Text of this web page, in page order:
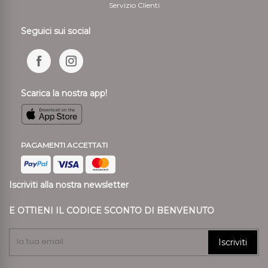
Servizio Clienti
Seguici sui social
Scarica la nostra app!
PAGAMENTI ACCETTATI
Iscriviti alla nostra newsletter
E OTTIENI IL CODICE SCONTO DI BENVENUTO
Iscriviti